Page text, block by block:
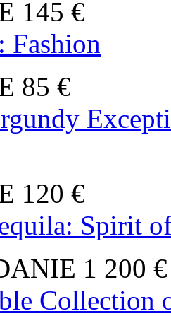
145 €
85 €
120 €
Spirit
1 200 €
Collection